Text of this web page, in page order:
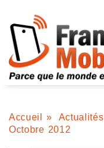
Accueil » Actualités
Octobre 2012